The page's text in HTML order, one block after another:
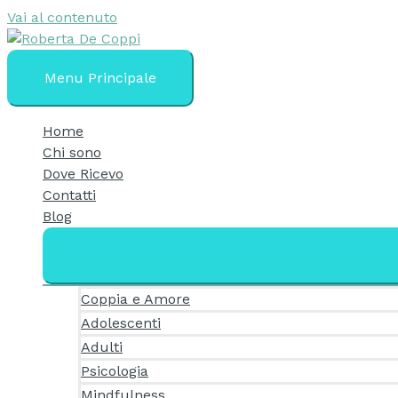
Vai al contenuto
Menu Principale
Home
Chi sono
Dove Ricevo
Contatti
Blog
Coppia e Amore
Adolescenti
Adulti
Psicologia